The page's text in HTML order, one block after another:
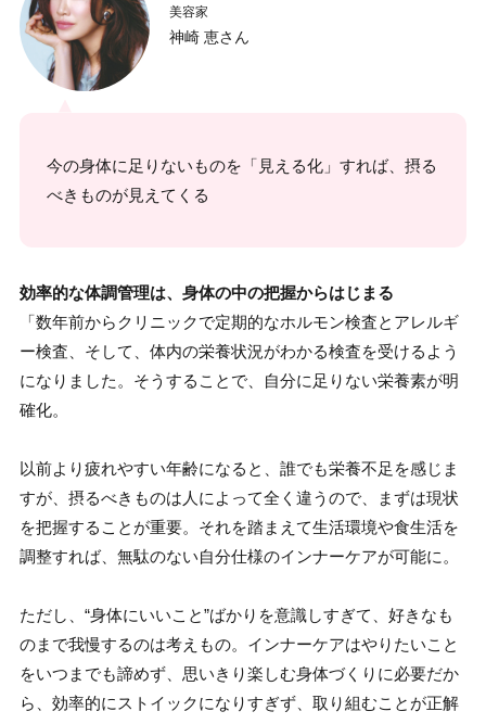
美容家
神崎 恵さん
今の身体に足りないものを「見える化」すれば、摂る
べきものが見えてくる
効率的な体調管理は、身体の中の把握からはじまる
「数年前からクリニックで定期的なホルモン検査とアレルギ
ー検査、そして、体内の栄養状況がわかる検査を受けるよう
になりました。そうすることで、自分に足りない栄養素が明
確化。
以前より疲れやすい年齢になると、誰でも栄養不足を感じま
すが、摂るべきものは人によって全く違うので、まずは現状
を把握することが重要。それを踏まえて生活環境や食生活を
調整すれば、無駄のない自分仕様のインナーケアが可能に。
ただし、“身体にいいこと”ばかりを意識しすぎて、好きなも
のまで我慢するのは考えもの。インナーケアはやりたいこと
をいつまでも諦めず、思いきり楽しむ身体づくりに必要だか
ら、効率的にストイックになりすぎず、取り組むことが正解